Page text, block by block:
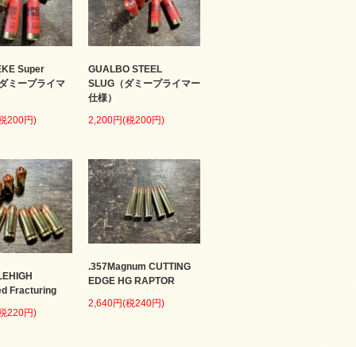
Super
ミープライマ
200円)
GUALBO STEEL
SLUG（ダミープライマー
仕様）
2,200円(税200円)
Fracturing
220円)
.357Magnum CUTTING
EDGE HG RAPTOR
2,640円(税240円)